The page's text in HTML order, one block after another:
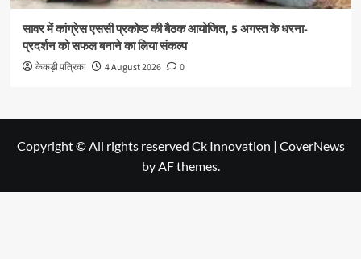
सावर में कांग्रेस एससी प्रकोष्ठ की बैठक आयोजित, 5 अगस्त के धरना-
प्रदर्शन को सफल बनाने का लिया संकल्प
केकड़ी पत्रिका 4 August 2026 0
Copyright © All rights reserved Ck Innovation | CoverNews
by AF themes.